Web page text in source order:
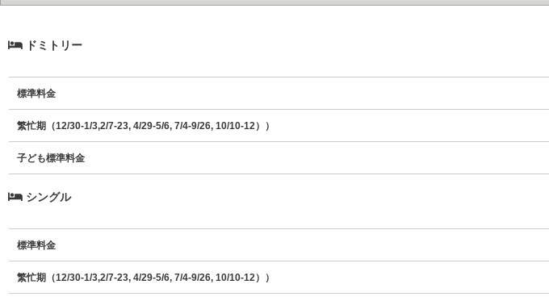
ドミトリー
標準料金
繁忙期（12/30-1/3,2/7-23, 4/29-5/6, 7/4-9/26, 10/10-12））
子ども標準料金
シングル
標準料金
繁忙期（12/30-1/3,2/7-23, 4/29-5/6, 7/4-9/26, 10/10-12））